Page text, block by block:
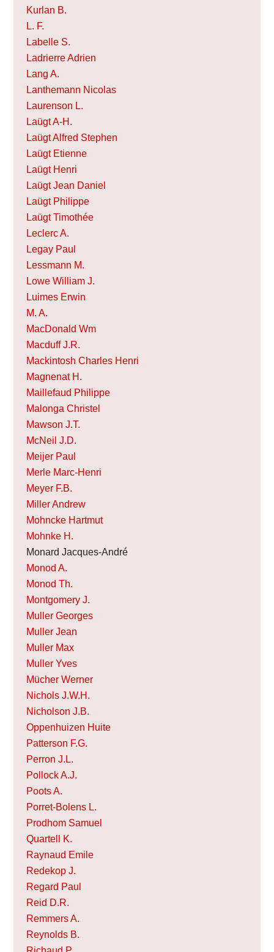
Kurlan B.
L. F.
Labelle S.
Ladrierre Adrien
Lang A.
Lanthemann Nicolas
Laurenson L.
Laügt A-H.
Laügt Alfred Stephen
Laügt Etienne
Laügt Henri
Laügt Jean Daniel
Laügt Philippe
Laügt Timothée
Leclerc A.
Legay Paul
Lessmann M.
Lowe William J.
Luimes Erwin
M. A.
MacDonald Wm
Macduff J.R.
Mackintosh Charles Henri
Magnenat H.
Maillefaud Philippe
Malonga Christel
Mawson J.T.
McNeil J.D.
Meijer Paul
Merle Marc-Henri
Meyer F.B.
Miller Andrew
Mohncke Hartmut
Mohnke H.
Monard Jacques-André
Monod A.
Monod Th.
Montgomery J.
Muller Georges
Muller Jean
Muller Max
Muller Yves
Mücher Werner
Nichols J.W.H.
Nicholson J.B.
Oppenhuizen Huite
Patterson F.G.
Perron J.L.
Pollock A.J.
Poots A.
Porret-Bolens L.
Prodhom Samuel
Quartell K.
Raynaud Emile
Redekop J.
Regard Paul
Reid D.R.
Remmers A.
Reynolds B.